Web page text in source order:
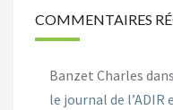
COMMENTAIRES
Banzet Charles dans
le journal de